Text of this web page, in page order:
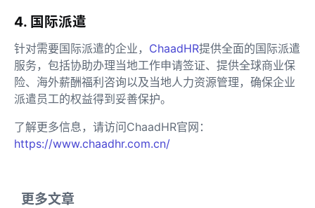
4. 国际派遣
针对需要国际派遣的企业， ChaadHR提供全面的国际派遣
服务，包括协助办理当地工作申请签证、提供全球商业保
险、海外薪酬福利咨询以及当地人力资源管理，确保企业
派遣员工的权益得到妥善保护。
了解更多信息，请访问ChaadHR官网：
https://www.chaadhr.com.cn/
更多文章